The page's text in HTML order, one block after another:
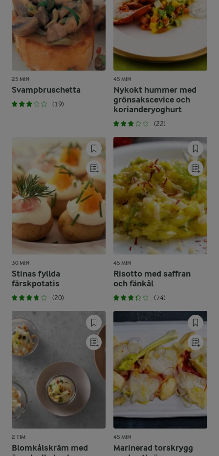
25 MIN
Svampbruschetta
(19)
45 MIN
Nykokt hummer med
grönsakscevice och
korianderyoghurt
(22)
30 MIN
Stinas fyllda
färskpotatis
(20)
45 MIN
Risotto med saffran
och fänkål
(74)
2 TIM
Blomkålskräm med
45 MIN
Marinerad torskrygg